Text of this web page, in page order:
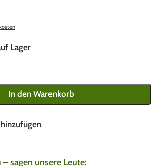
Lager
In den Warenkorb
sagen unsere Leute: